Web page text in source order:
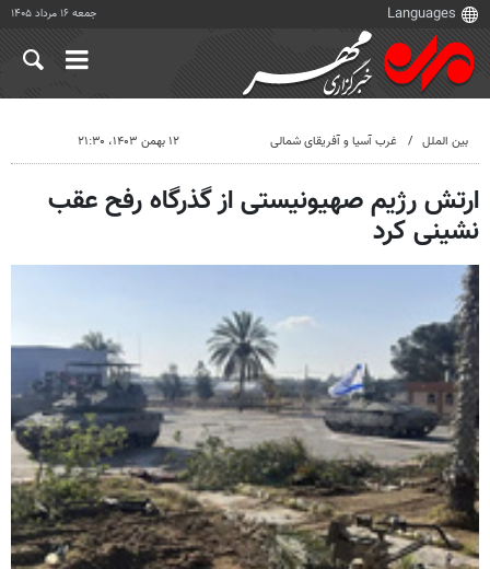
جمعه ۱۶ مرداد ۱۴۰۵
بین الملل غرب آسیا و آفریقای شمالی ۱۲ بهمن ۱۴۰۳، ۲۱:۳۰
ارتش رژیم صهیونیستی از گذرگاه رفح عقب
نشینی کرد